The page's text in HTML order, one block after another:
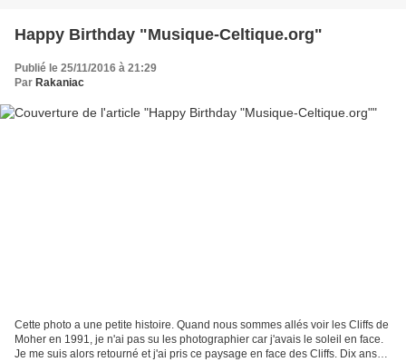
Happy Birthday "Musique-Celtique.org"
Publié le 25/11/2016 à 21:29
Par Rakaniac
Cette photo a une petite histoire. Quand nous sommes allés voir les Cliffs de
Moher en 1991, je n'ai pas su les photographier car j'avais le soleil en face.
Je me suis alors retourné et j'ai pris ce paysage en face des Cliffs. Dix ans